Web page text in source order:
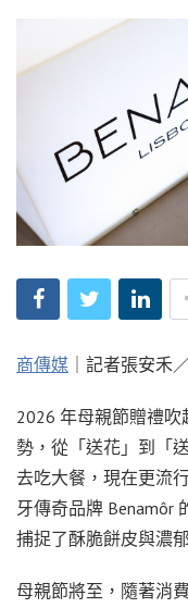
商傳媒 ｜記者張安禾
2026 年母親節贈禮
勢，從「送花」到「
去吃大餐，現在更流
牙傳奇品牌 Benamôr
捕捉了酥脆餅皮與濃
母親節將至，隨著消